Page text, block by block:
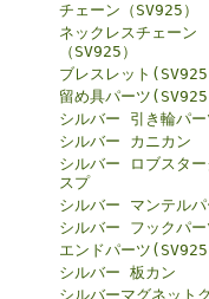
チェーン（SV925）
ネックレスチェーン
（SV925）
ブレスレット
留め具パーツ
シルバー 引き輪パー
シルバー カニカン
シルバー ロブスター
スプ
シルバー マンテルパ
シルバー フックパー
エンドパーツ
シルバー 板カン
シルバーマグネット